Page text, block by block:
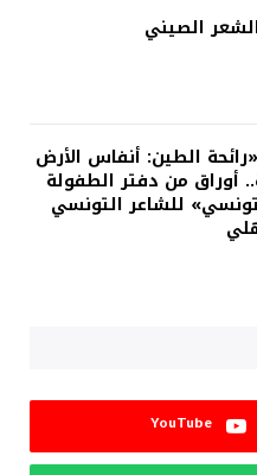
الصيني
الطين: أنفاس الأرض
أوراق من دفتر الطفولة
للشاعر التونسي
YouTube